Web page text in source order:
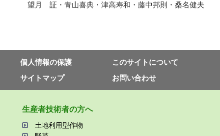
望月 証・青山喜典・津高寿和・藤中邦則・桑名健夫
個⼈情報の保護
このサイトについて
サイトマップ
お問い合わせ
⽣産者技術者の⽅へ
⼟地利⽤型作物